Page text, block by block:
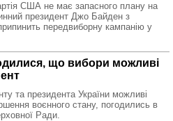
США не має запасного плану на
президент Джо Байден з
передвиборну кампанію у
що вибори можливі
та президента України можливі
воєнного стану, погодились в
Ради.